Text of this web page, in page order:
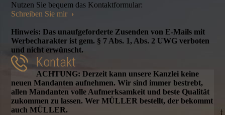
Nutzen Sie bequem das Kontaktformular:
Schreiben Sie mir ›
Hinweis: Das unaufgeforderte Zusenden von E-Mails mit
Werbecharakter ist gem. § 7 Abs. 1, Abs. 2 UWG verboten
und nicht erwünscht.
Kontakt
ACHTUNG: Derzeit kann unsere Kanzlei keine
neuen Mandanten aufnehmen. Wir sind immer bestrebt,
allen Mandanten volle Aufmerksamkeit und beste Qualität
zukommen zu lassen. Wer MÜLLER bestellt, der bekommt
auch MÜLLER.